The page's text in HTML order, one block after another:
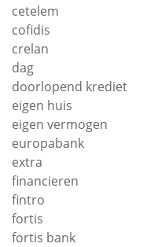
cetelem
cofidis
crelan
dag
doorlopend krediet
eigen huis
eigen vermogen
europabank
extra
financieren
fintro
fortis
fortis bank